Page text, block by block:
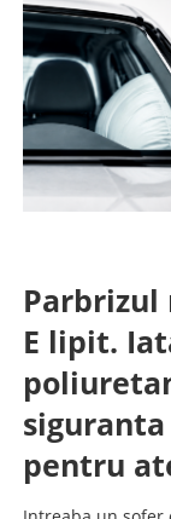
Parbrizul
E lipit.
siguranta
pentru